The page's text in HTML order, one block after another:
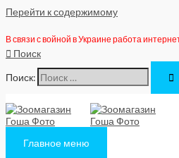
Перейти к содержимому
В связи с войной в Украине работа
Поиск
Поиск:
Главное меню